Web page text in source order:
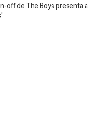
off de The Boys presenta a